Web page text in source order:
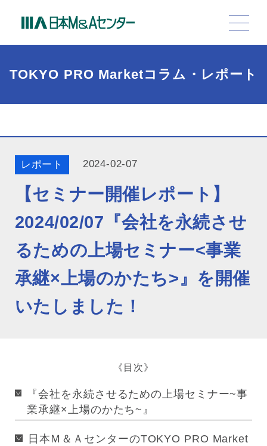
TOKYO PRO Marketコラム・レポート
レポート 2024-02-07
【セミナー開催レポート】
2024/02/07『会社を永続させ
るための上場セミナー<事業
承継×上場のかたち>』を開催
いたしました！
《目次》
『会社を永続させるための上場セミナー~事
業承継×上場のかたち~』
日本Ｍ＆ＡセンターのTOKYO PRO Market